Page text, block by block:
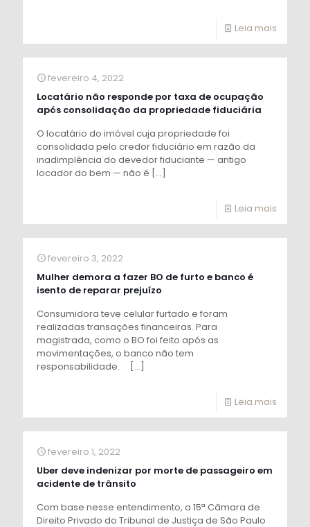
Leia mais
fevereiro 4, 2022
Locatário não responde por taxa de ocupação
após consolidação da propriedade fiduciária
O locatário do imóvel cuja propriedade foi
consolidada pelo credor fiduciário em razão da
inadimplência do devedor fiduciante — antigo
locador do bem — não é […]
Leia mais
fevereiro 3, 2022
Mulher demora a fazer BO de furto e banco é
isento de reparar prejuízo
Consumidora teve celular furtado e foram
realizadas transações financeiras. Para
magistrada, como o BO foi feito após as
movimentações, o banco não tem
responsabilidade.
[…]
Leia mais
fevereiro 1, 2022
Uber deve indenizar por morte de passageiro em
acidente de trânsito
Com base nesse entendimento, a 15ª Câmara de
Direito Privado do Tribunal de Justiça de São Paulo